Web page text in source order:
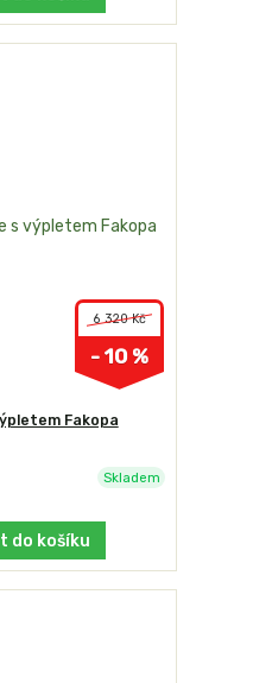
6 320 Kč
- 10 %
Fakopa
Skladem
do košíku